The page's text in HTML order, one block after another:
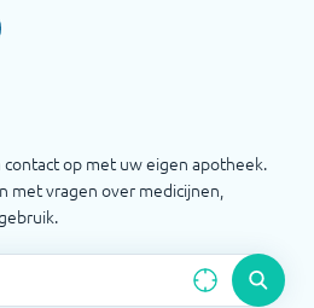
op met uw eigen apotheek.
met vragen over medicijnen,